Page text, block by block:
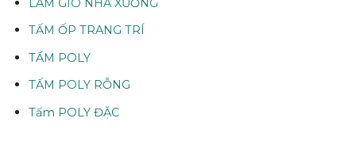
LAM GIÓ NHÀ XƯỞNG
TẤM ỐP TRANG TRÍ
TẤM POLY
TẤM POLY RỖNG
Tấm POLY ĐẶC